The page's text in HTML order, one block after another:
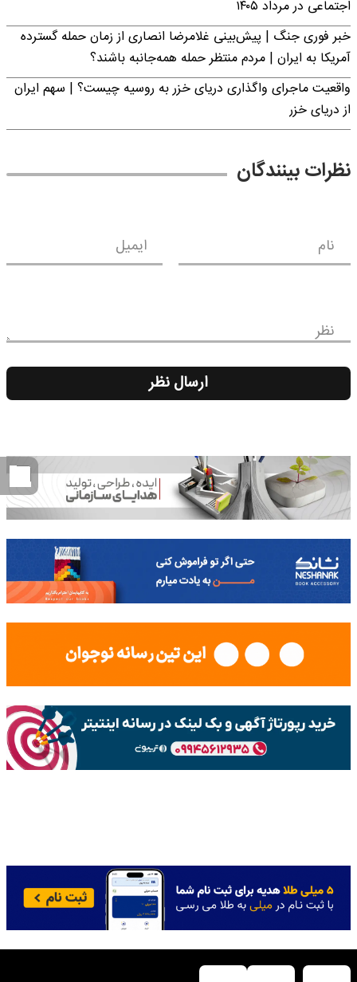
اجتماعی در مرداد ۱۴۰۵
خبر فوری جنگ | پیش‌بینی غلامرضا انصاری از زمان حمله گسترده
آمریکا به ایران | مردم منتظر حمله همه‌جانبه باشند؟
واقعیت ماجرای واگذاری دریای خزر به روسیه چیست؟ | سهم ایران
از دریای خزر
نظرات بینندگان
نام ایمیل
نظر
ارسال نظر